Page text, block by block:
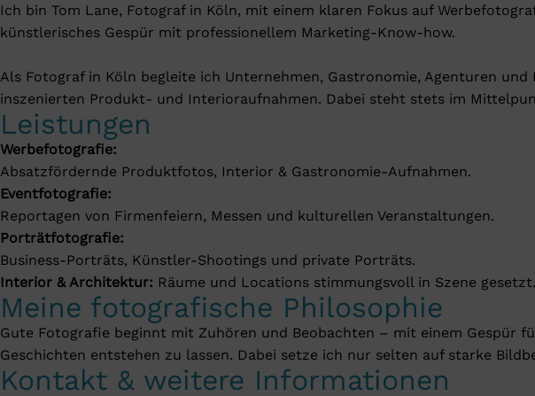
Ich bin Tom Lane, Fotograf in Köln, mit einem klaren Fokus auf
künstlerisches Gespür mit professionellem Marketing-Know-how.
Als Fotograf in Köln begleite ich Unternehmen, Gastronomie, Agenturen
inszenierten Produkt- und Interioraufnahmen. Dabei steht stets im
Leistungen
Werbefotografie:
Absatzfördernde Produktfotos, Interior & Gastronomie-Aufnahmen.
Eventfotografie:
Reportagen von Firmenfeiern, Messen und kulturellen Veranstaltungen.
Porträtfotografie:
Business-Porträts, Künstler-Shootings und private Porträts.
Interior & Architektur: Räume und Locations stimmungsvoll in Szene gesetzt.
Meine fotografische Philosophie
Gute Fotografie beginnt mit Zuhören und Beobachten – mit einem Gespür
Geschichten entstehen zu lassen. Dabei setze ich nur selten auf starke
Kontakt & weitere Informationen